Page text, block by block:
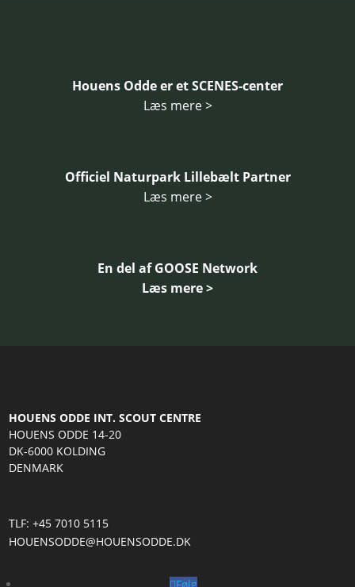
Houens Odde er et SCENES-center
Læs mere >
Officiel Naturpark Lillebælt Partner
Læs mere >
En del af GOOSE Network
Læs mere >
HOUENS ODDE INT. SCOUT CENTRE
HOUENS ODDE 14-20
DK-6000 KOLDING
DENMARK
TLF: +45 7010 5115
HOUENSODDE@HOUENSODDE.DK